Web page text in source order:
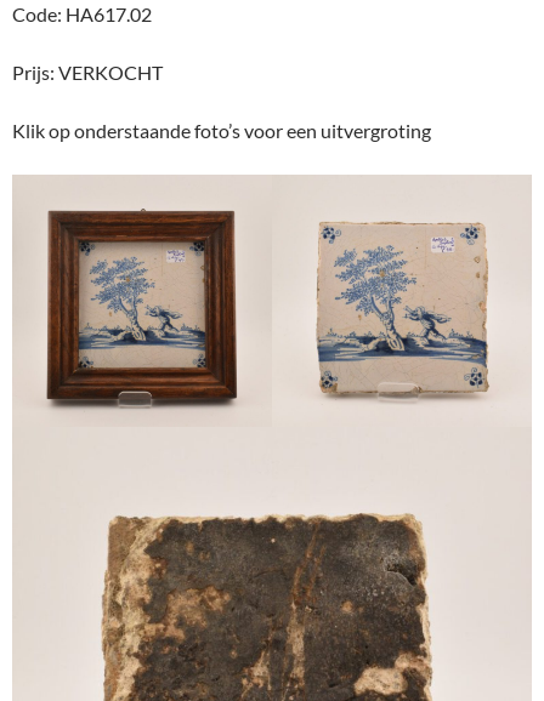
Code: HA617.02
Prijs: VERKOCHT
Klik op onderstaande foto’s voor een uitvergroting